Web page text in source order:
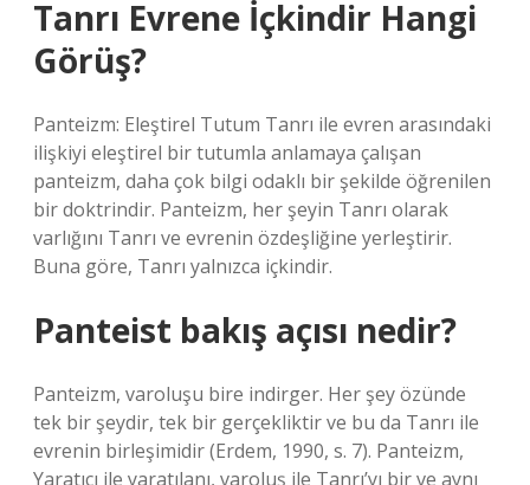
Tanrı Evrene İçkindir Hangi
Görüş?
Panteizm: Eleştirel Tutum Tanrı ile evren arasındaki
ilişkiyi eleştirel bir tutumla anlamaya çalışan
panteizm, daha çok bilgi odaklı bir şekilde öğrenilen
bir doktrindir. Panteizm, her şeyin Tanrı olarak
varlığını Tanrı ve evrenin özdeşliğine yerleştirir.
Buna göre, Tanrı yalnızca içkindir.
Panteist bakış açısı nedir?
Panteizm, varoluşu bire indirger. Her şey özünde
tek bir şeydir, tek bir gerçekliktir ve bu da Tanrı ile
evrenin birleşimidir (Erdem, 1990, s. 7). Panteizm,
Yaratıcı ile yaratılanı, varoluş ile Tanrı’yı ​​bir ve aynı